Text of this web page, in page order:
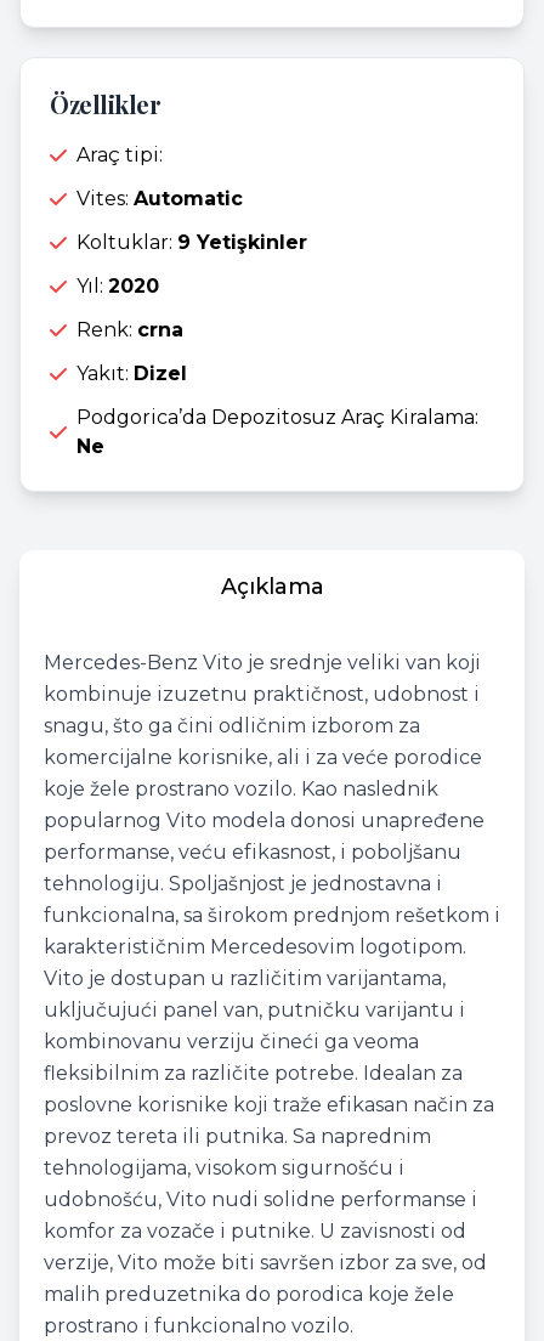
Özellikler
Araç tipi:
Vites: Automatic
Koltuklar: 9 Yetişkinler
Yıl: 2020
Renk: crna
Yakıt: Dizel
Podgorica’da Depozitosuz Araç Kiralama:
Ne
Açıklama
Mercedes-Benz Vito je srednje veliki van koji
kombinuje izuzetnu praktičnost, udobnost i
snagu, što ga čini odličnim izborom za
komercijalne korisnike, ali i za veće porodice
koje žele prostrano vozilo. Kao naslednik
popularnog Vito modela donosi unapređene
performanse, veću efikasnost, i poboljšanu
tehnologiju. Spoljašnjost je jednostavna i
funkcionalna, sa širokom prednjom rešetkom i
karakterističnim Mercedesovim logotipom.
Vito je dostupan u različitim varijantama,
uključujući panel van, putničku varijantu i
kombinovanu verziju čineći ga veoma
fleksibilnim za različite potrebe. Idealan za
poslovne korisnike koji traže efikasan način za
prevoz tereta ili putnika. Sa naprednim
tehnologijama, visokom sigurnošću i
udobnošću, Vito nudi solidne performanse i
komfor za vozače i putnike. U zavisnosti od
verzije, Vito može biti savršen izbor za sve, od
malih preduzetnika do porodica koje žele
prostrano i funkcionalno vozilo.